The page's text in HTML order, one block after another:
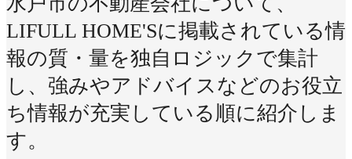
LIFULL HOME'Sに掲載されている情
報の質・量を独自ロジックで集計
し、強みやアドバイスなどのお役立
ち情報が充実している順に紹介しま
す。